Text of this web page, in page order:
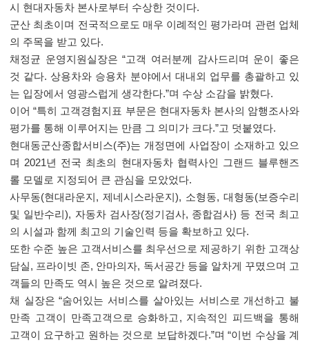
시 현대자동차 본사로부터 수상한 것이다.
군산 최초이며 전국적으로도 매우 이례적인 평가라며 관련 업체
의 주목을 받고 있다.
채정균 운영지원실장은“고객 여러분께 감사드리며 운이 좋은
것 같다.상용차와 승용차 분야에서 대내외 업무를 총괄하고 있
는 입장에서 영광스럽게 생각한다.”며 수상 소감을 밝혔다.
이어“특히 고객경험지표 부문은 현대자동차 본사의 암행조사와
평가를 통해 이루어지는 만큼 그 의미가 크다.”고 덧붙였다.
현대동군산종합서비스(주)는 개정면에 사업장이 소재하고 있으
며2021년 전국 최초의 현대자동차 협력사인 그랜드 블루핸즈
롤 모델로 지정되어 큰 관심을 모았었다.
사무동(현대라운지 , 제네시스라운지 ), 소형동, 대형동(보증수리
및 일반수리), 자동차 검사장(정기검사, 종합검사) 등 전국 최고
의 시설과 함께 최고의 기술인력 등을 확보하고 있다.
또한 수준 높은 고객서비스를 최우선으로 제공하기 위한 고객상
담실, 프라이빗 존, 안마의자, 독서공간 등을 알차게 꾸몄으며 고
객들의 만족도 역시 높은 것으로 알려졌다.
채 실장은“숨어있는 서비스를 살아있는 서비스로 개선하고 불
만족 고객이 만족고객으로 승화하고, 지속적인 피드백을 통해
고객이 요구하고 원하는 것으로 보답하겠다.”며“이번 수상을 계